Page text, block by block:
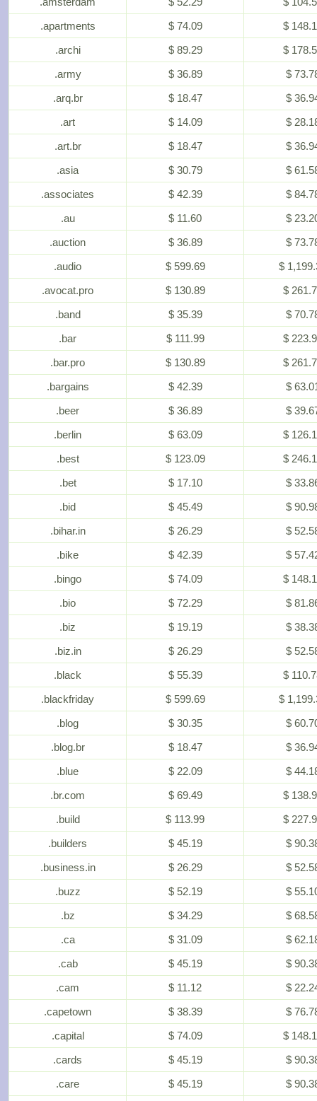
.apartments
$ 74.09
$
.archi
$ 89.29
$
.army
$ 36.89
$
.arq.br
$ 18.47
$
.art
$ 14.09
$
.art.br
$ 18.47
$
.asia
$ 30.79
$
.associates
$ 42.39
$
.au
$ 11.60
$
.auction
$ 36.89
$
.audio
$ 599.69
$
.avocat.pro
$ 130.89
$
.band
$ 35.39
$
.bar
$ 111.99
$
.bar.pro
$ 130.89
$
.bargains
$ 42.39
$
.beer
$ 36.89
$
.berlin
$ 63.09
$
.best
$ 123.09
$
.bet
$ 17.10
$
.bid
$ 45.49
$
.bihar.in
$ 26.29
$
.bike
$ 42.39
$
.bingo
$ 74.09
$
.bio
$ 72.29
$
.biz
$ 19.19
$
.biz.in
$ 26.29
$
.black
$ 55.39
$
.blackfriday
$ 599.69
$
.blog
$ 30.35
$
.blog.br
$ 18.47
$
.blue
$ 22.09
$
.br.com
$ 69.49
$
.build
$ 113.99
$
.builders
$ 45.19
$
.business.in
$ 26.29
$
.buzz
$ 52.19
$
.bz
$ 34.29
$
.ca
$ 31.09
$
.cab
$ 45.19
$
.cam
$ 11.12
$
.capetown
$ 38.39
$
.capital
$ 74.09
$
.cards
$ 45.19
$
.care
$ 45.19
$